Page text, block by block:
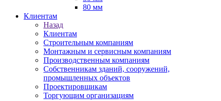
80 мм
Клиентам
Назад
Клиентам
Строительным компаниям
Монтажным и сервисным компаниям
Производственным компаниям
Собственникам зданий, сооружений,
промышленных объектов
Проектировщикам
Торгующим организациям